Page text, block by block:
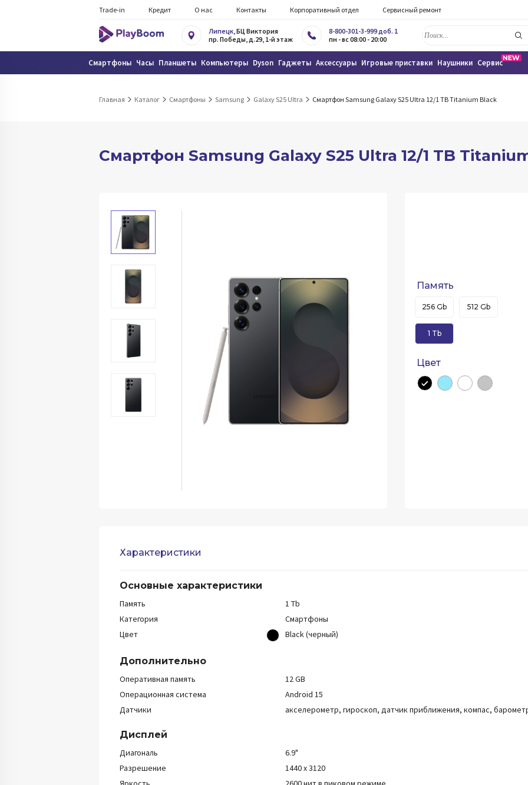
Trade-in Кредит О нас Контакты Корпоративный отдел Сервисный ремонт
Липецк, БЦ Виктория
пр. Победы, д.29, 1-й этаж
8-800-301-3-999 доб. 1
пн - вс 08:00 - 20:00
Смартфоны Часы Планшеты Компьютеры Dyson Гаджеты Аксессуары Игровые приставки Наушники Сервис
Главная Каталог Смартфоны Samsung Galaxy S25 Ultra Смартфон Samsung Galaxy S25 Ultra 12/1 TB Titanium Black
Смартфон Samsung Galaxy S25 Ultra 12/1 TB
Память
256 Gb 512 Gb
1 Tb
Цвет
Характеристики
Основные характеристики
Память
1 Tb
Категория
Смартфоны
Цвет
Black (черный)
Дополнительно
Оперативная память
12 GB
Операционная система
Android 15
Датчики
акселерометр, гироскоп, датчик приближения, компас,
Дисплей
Диагональ
6.9"
Разрешение
1440 x 3120